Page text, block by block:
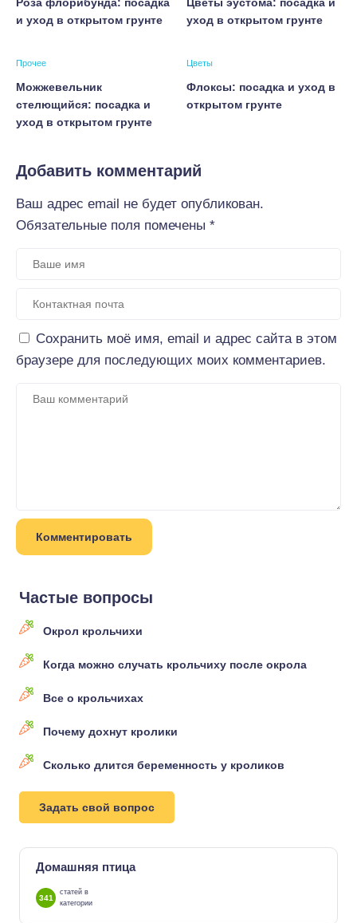
и уход в открытом грунте
уход в открытом грунте
Прочее
Можжевельник
стелющийся: посадка и
уход в открытом грунте
Цветы
Флоксы: посадка и уход в
открытом грунте
Добавить комментарий
Ваш адрес email не будет опубликован.
Обязательные поля помечены *
Сохранить моё имя, email и адрес сайта в этом
браузере для последующих моих комментариев.
Частые вопросы
Окрол крольчихи
Когда можно случать крольчиху после окрола
Все о крольчихах
Почему дохнут кролики
Сколько длится беременность у кроликов
Задать свой вопрос
Домашняя птица
341
статей в
категории